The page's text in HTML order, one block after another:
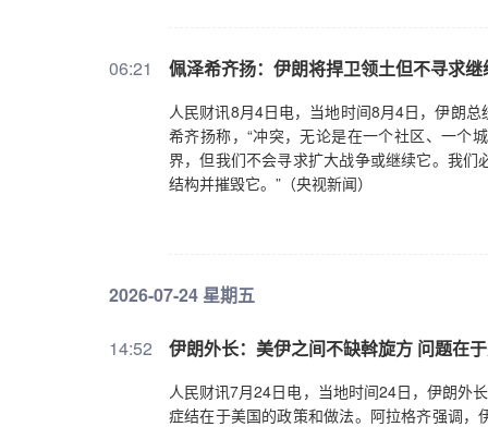
06:21 佩泽希齐扬：伊朗将捍卫领土但不寻求
人民财讯8月4日电，当地时间8月4日，伊朗
希齐扬称，“冲突，无论是在一个社区、一个
界，但我们不会寻求扩大战争或继续它。我
结构并摧毁它。”（央视新闻）
2026-07-24 星期五
14:52 伊朗外长：美伊之间不缺斡旋方 问题在
人民财讯7月24日电，当地时间24日，伊朗外
症结在于美国的政策和做法。阿拉格齐强调